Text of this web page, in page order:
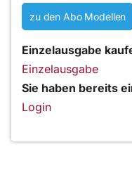
zu den Abo Modellen
Einzelausgabe
Einzelausgabe
Sie haben bereits
Login